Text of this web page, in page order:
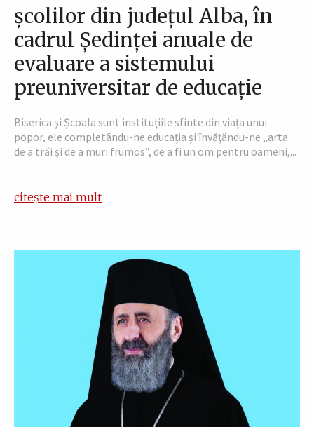
şcolilor din judeţul Alba, în
cadrul Şedinţei anuale de
evaluare a sistemului
preuniversitar de educaţie
Biserica şi Şcoala sunt instituţiile sfinte din viaţa unui
popor, ele completându-ne educaţia şi învăţându-ne „arta
de a trăi şi de a muri frumos”, de a fi un om pentru oameni,...
citește mai mult